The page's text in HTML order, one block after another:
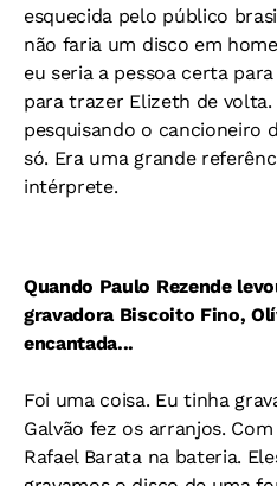
esquecida pelo público
não faria um disco em
eu seria a pessoa certa
para trazer Elizeth de volta.
pesquisando o cancioneiro
só. Era uma grande
intérprete.
Quando Paulo Rezende
gravadora Biscoito Fino,
encantada...
Foi uma coisa. Eu tinha
Galvão fez os arranjos.
Rafael Barata na bateria.